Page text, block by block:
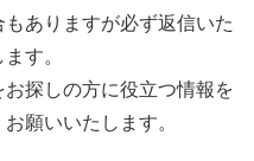
ありますが必ず返信いた
す。
探しの方に役立つ情報を
願いいたします。